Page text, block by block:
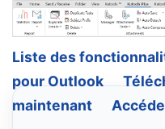
Liste des
pour Outlook
maintenant